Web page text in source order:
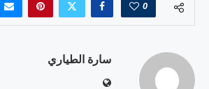
0
سارة الطياري